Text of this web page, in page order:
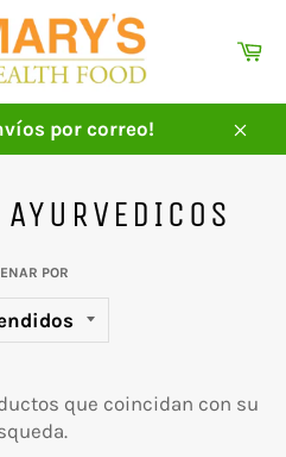
por correo!
POR
que coincidan con su